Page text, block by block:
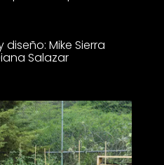
Mike Sierra
Salazar